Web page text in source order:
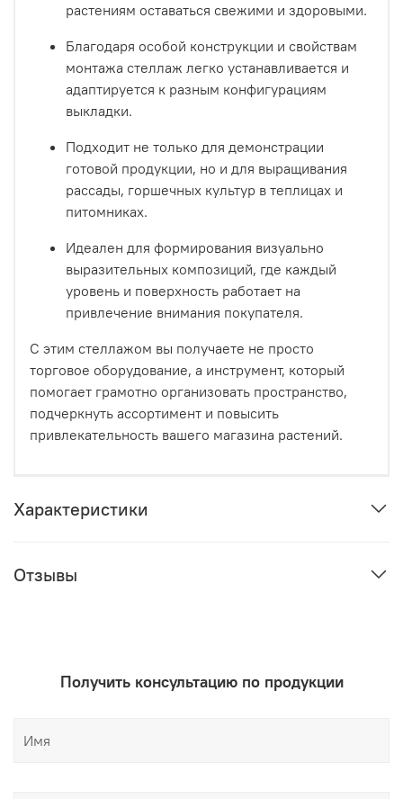
растениям оставаться свежими и здоровыми.
Благодаря особой конструкции и свойствам
монтажа стеллаж легко устанавливается и
адаптируется к разным конфигурациям
выкладки.
Подходит не только для демонстрации
готовой продукции, но и для выращивания
рассады, горшечных культур в теплицах и
питомниках.
Идеален для формирования визуально
выразительных композиций, где каждый
уровень и поверхность работает на
привлечение внимания покупателя.
С этим стеллажом вы получаете не просто
торговое оборудование, а инструмент, который
помогает грамотно организовать пространство,
подчеркнуть ассортимент и повысить
привлекательность вашего магазина растений.
Характеристики
Отзывы
Получить консультацию по продукции